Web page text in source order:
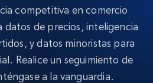
competitiva en comercio
de precios, inteligencia
y datos minoristas para
Realice un seguimiento de
a la vanguardia.